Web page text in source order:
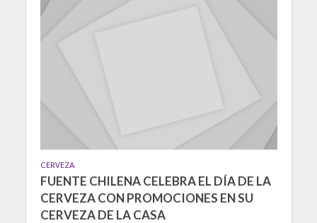
CERVEZA
FUENTE CHILENA CELEBRA EL DÍA DE LA
CERVEZA CON PROMOCIONES EN SU
CERVEZA DE LA CASA